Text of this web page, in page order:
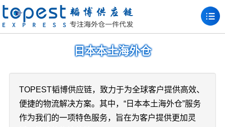
日本本土海外仓
TOPEST韬博供应链，致力于为全球客户提供高效、
便捷的物流解决方案。其中，“日本本土海外仓”服务
作为我们的一项特色服务，旨在为客户提供更加灵